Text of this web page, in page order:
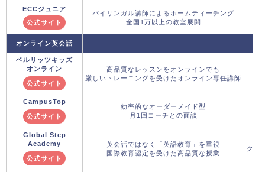
ECCジュニア
公式サイト
バイリンガル講師によるホームティーチング
全国1万以上の教室展開
オンライン英会話
ベルリッツキッズ
オンライン
公式サイト
高品質なレッスンをオンラインでも
厳しいトレーニングを受けたオンライン専任講師
CampusTop
公式サイト
効率的なオーダーメイド型
月1回コーチとの面談
Global Step
Academy
公式サイト
英会話ではなく「英語教育」を重視
国際教育認定を受けた高品質な授業
クー